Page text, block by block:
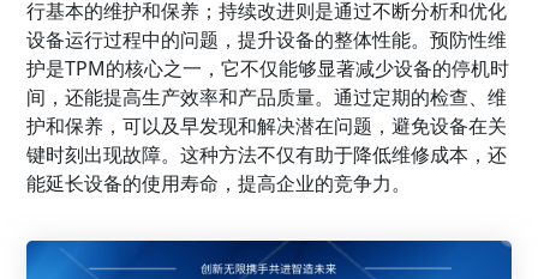
行基本的维护和保养；持续改进则是通过不断分析和优化
设备运行过程中的问题，提升设备的整体性能。预防性维
护是TPM的核心之一，它不仅能够显著减少设备的停机时
间，还能提高生产效率和产品质量。通过定期的检查、维
护和保养，可以及早发现和解决潜在问题，避免设备在关
键时刻出现故障。这种方法不仅有助于降低维修成本，还
能延长设备的使用寿命，提高企业的竞争力。